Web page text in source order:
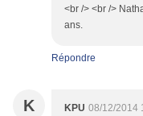
<br /> <br />
ans.
Répondre
K KPU 08/12/2014